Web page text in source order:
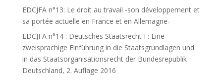
EDCJFA n°13: Le droit au travail -son développement et
sa portée actuelle en France et en Allemagne-
EDCJFA n°14 : Deutsches Staatsrecht I : Eine
zweisprachige Einführung in die Staatsgrundlagen und
in das Staatsorganisationsrecht der Bundesrepublik
Deutschland, 2. Auflage 2016